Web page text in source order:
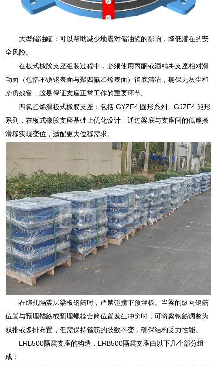
大型储油罐：可以帮助减少地震对储油罐的影响，降低潜在的安
全风险。
在板式橡胶支座组装过程中，必须使用丙酮或酒精将支座相对滑
动面（包括不锈钢表面与聚四氟乙烯表面）彻底清洁，确保无灰尘和
杂质残留，这是保证支座正常工作的重要环节。
四氟乙烯滑板式橡胶支座：包括 GYZF4 圆形系列、GJZF4 矩形
系列，在板式橡胶支座基础上优化设计，通过梁底与支座间的低摩擦
滑移实现变位，适配更大位移需求。
在绑扎隔震层梁板钢筋时，严禁碰撞下预埋板。当梁的纵向钢筋
位置与预埋锚筋或预埋螺栓套筒位置发生冲突时，可将梁钢筋调整为
双排或多排布置，但需保持箍筋的肢数不变，确保结构受力性能。
LRB500隔震支座的构造，LRB500隔震支座由以下几个部分组
成：